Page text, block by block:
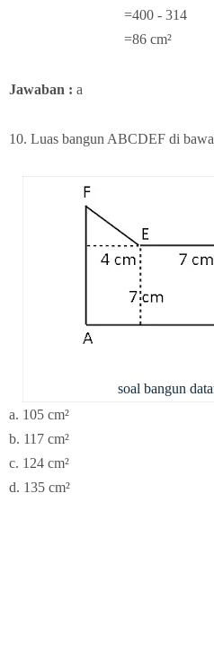
=400 - 314
=86 cm²
Jawaban : a
10. Luas bangun ABCDEF di
soal bangun
a. 105 cm²
b. 117 cm²
c. 124 cm²
d. 135 cm²